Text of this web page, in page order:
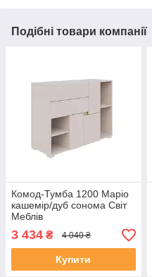
Подібні товари компанії
Комод-Тумба 1200 Маріо
кашемір/дуб сонома Світ
Меблів
3 434 ₴ 4 040 ₴
Купити